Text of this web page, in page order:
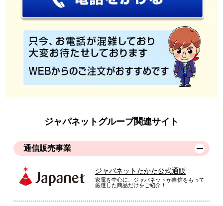
ジャパネットグループ関連サイト
通信販売事業
ジャパネットたかた公式通販
家電を中心に、ジャパネットが自信をもって
厳選した商品だけをご紹介！